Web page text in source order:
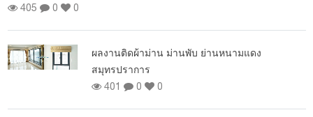
405
0 0
ผลงานติดผ้าม่าน ม่านพับ ย่านหนามแดง
สมุทรปราการ
401
0 0